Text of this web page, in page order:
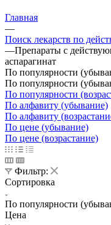
Главная
—
Поиск лекарств по
—Препараты с
аспарагинат
По популярности
По популярности
По популярности
По алфавиту (убывание)
По алфавиту
По цене (убывание)
По цене (возрастание)
Фильтр:
Сортировка
По популярности
Цена